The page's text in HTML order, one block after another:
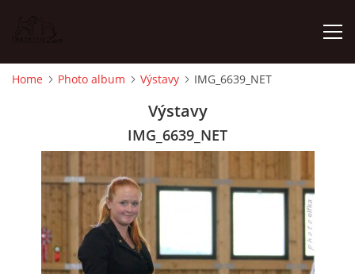
PHOTO ALBUM
ISCWT - LITTER 2025
Home Photo album Výstavy IMG_6639_NET
Výstavy
IMG_6639_NET